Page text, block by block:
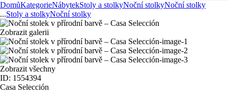
DomůKategorieNábytekStoly a stolkyNoční stolkyNoční stolky
...Stoly a stolkyNoční stolky
Zobrazit galerii
Zobrazit všechny
ID: 1554394
Casa Selección